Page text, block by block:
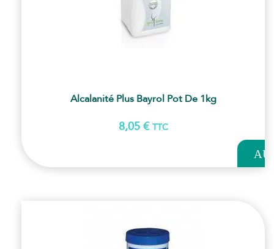
Alcalanité Plus Bayrol Pot De 1kg
8,05 € TTC
AU